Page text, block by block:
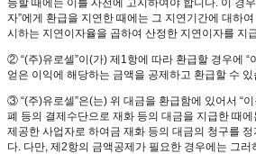
자”에게 환급을 지연한 때에는 그 지연기간에 대하
시하는 지연이자율을 곱하여 산정한 지연이자를 지
② “(주)유로셀”이(가) 제1항에 따라 환급할 경우에 “
얻은 이익에 해당하는 금액을 공제하고 환급할 수 있
③ “(주)유로셀”은(는) 위 대금을 환급함에 있어서 “
폐 등의 결제수단으로 재화 등의 대금을 지급한 때
제공한 사업자로 하여금 재화 등의 대금의 청구를
다. 다만, 제2항의 금액공제가 필요한 경우에는 그러